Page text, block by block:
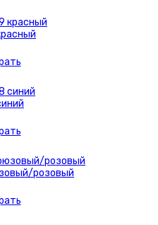
розовый